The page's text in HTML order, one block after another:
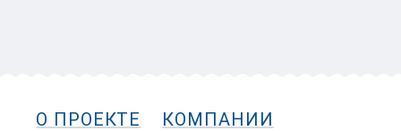
О ПРОЕКТЕ
КОМПАНИИ